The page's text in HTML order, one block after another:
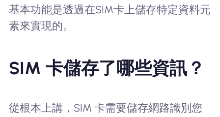
基本功能是透過在SIM卡上儲存特定資料元
素來實現的。
SIM 卡儲存了哪些資訊？
從根本上講，SIM 卡需要儲存網路識別您